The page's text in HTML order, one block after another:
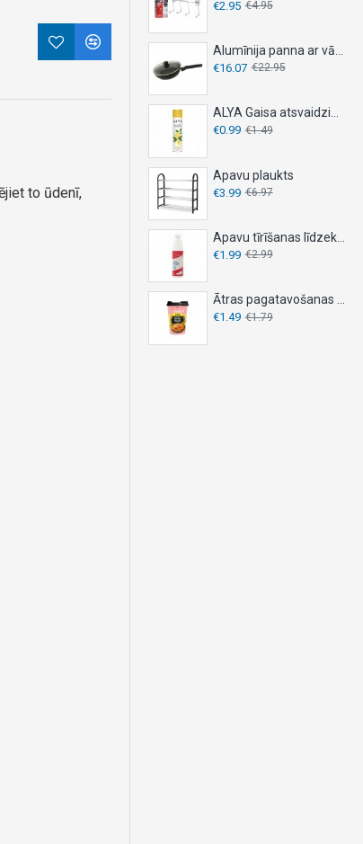
to ūdenī,
€2.95 €4.95
€16.07 €22.95
ALYA Gaisa atsvaidzinātājs 300ml - LEMON
€0.99 €1.49
Apavu plaukts
€3.99 €6.97
Apavu tīrīšanas līdzeklis 150ml
€1.99 €2.99
€1.49 €1.79